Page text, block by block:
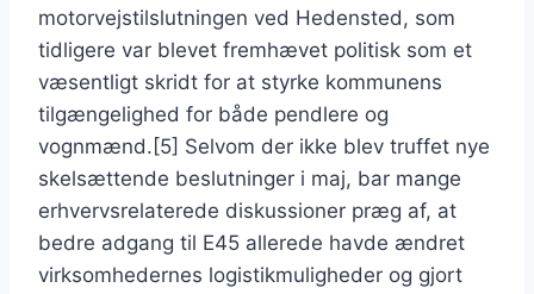
motorvejstilslutningen ved Hedensted, som
tidligere var blevet fremhævet politisk som et
væsentligt skridt for at styrke kommunens
tilgængelighed for både pendlere og
vognmænd.[5] Selvom der ikke blev truffet nye
skelsættende beslutninger i maj, bar mange
erhvervsrelaterede diskussioner præg af, at
bedre adgang til E45 allerede havde ændret
virksomhedernes logistikmuligheder og gjort